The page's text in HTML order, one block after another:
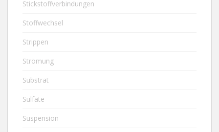
Stickstoffverbindungen
Stoffwechsel
Strippen
Strömung
Substrat
Sulfate
Suspension